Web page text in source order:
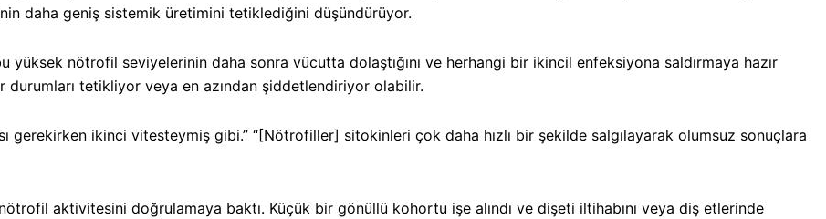
daha geniş sistemik üretimini tetiklediğini düşündürüyor.
nötrofil seviyelerinin daha sonra vücutta dolaştığını ve herhangi bir ikincil enfeksiyona saldırmaya hazır
tetikliyor veya en azından şiddetlendiriyor olabilir.
gerekirken ikinci vitesteymiş gibi.” “[Nötrofiller] sitokinleri çok daha hızlı bir şekilde salgılayarak olumsuz sonuçlara
aktivitesini doğrulamaya baktı. Küçük bir gönüllü kohortu işe alındı ​​ve dişeti iltihabını veya diş etlerinde